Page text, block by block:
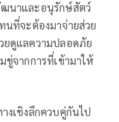
นาและอนุรักษ์สัตว์
นที่จะต้องมาจ่ายส่วย
ดูแลความปลอดภัย
จากการที่เข้ามาให้
งเชิงลึกควบคู่กันไป